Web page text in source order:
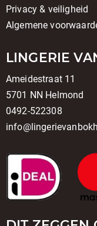
Privacy & veiligheid
Algemene
LINGERIE
Ameidestraat 11
5701 NN Helmond
0492-522308